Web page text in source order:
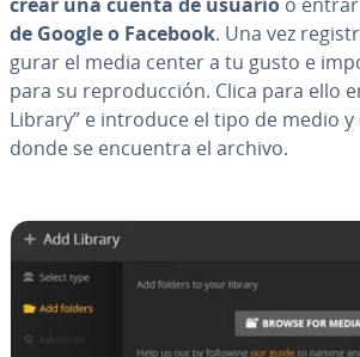
de Google o Facebook. Una vez
gu­rar el media center a tu gusto e
para su re­pro­du­c­ción. Clica para ello
Library” e introduce el tipo de medio y
donde se encuentra el archivo.